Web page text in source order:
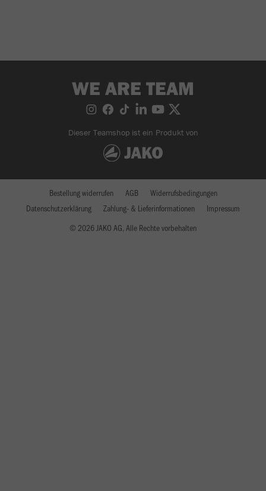
WE ARE TEAM
Dieser Teamshop ist ein Produkt von
© 2026 JAKO AG, Alle Rechte vorbehalten
Bestellung widerrufen AGB
Widerrufsbedingungen
Datenschutzerklärung
Zahlung- & Lieferinformationen Impressum